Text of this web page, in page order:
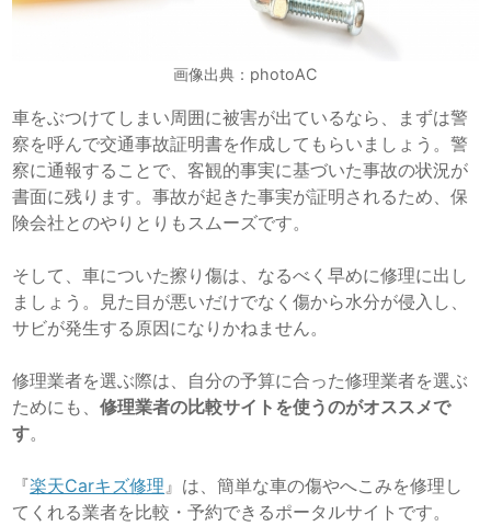
画像出典：photoAC
車をぶつけてしまい周囲に被害が出ているなら、まずは警
察を呼んで交通事故証明書を作成してもらいましょう。警
察に通報することで、客観的事実に基づいた事故の状況が
書面に残ります。事故が起きた事実が証明されるため、保
険会社とのやりとりもスムーズです。
そして、車についた擦り傷は、なるべく早めに修理に出し
ましょう。見た目が悪いだけでなく傷から水分が侵入し、
サビが発生する原因になりかねません。
修理業者を選ぶ際は、自分の予算に合った修理業者を選ぶ
ためにも、修理業者の比較サイトを使うのがオススメで
す。
『楽天Carキズ修理』は、簡単な車の傷やへこみを修理し
てくれる業者を比較・予約できるポータルサイトです。